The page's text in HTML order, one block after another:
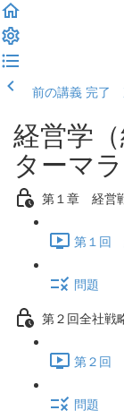
前の講義 完了
経営学
ターマ
第１章 経営
第１回
問題
第２回全社
第２回
問題